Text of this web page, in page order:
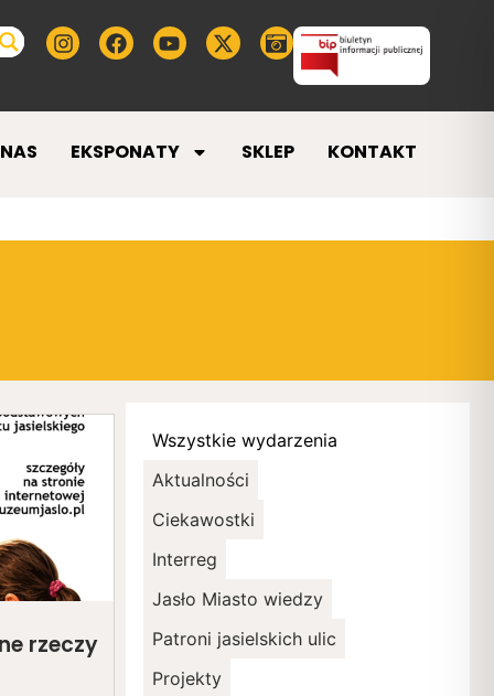
EKSPONATY SKLEP KONTAKT
rzeczy
Aktualności
Ciekawostki
Interreg
Jasło Miasto wiedzy
Patroni jasielskich ulic
Projekty
Wszystkie wydarzenia